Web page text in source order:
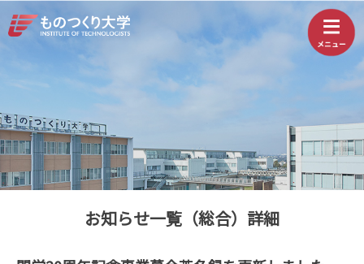
お知らせ一覧（総合）詳細